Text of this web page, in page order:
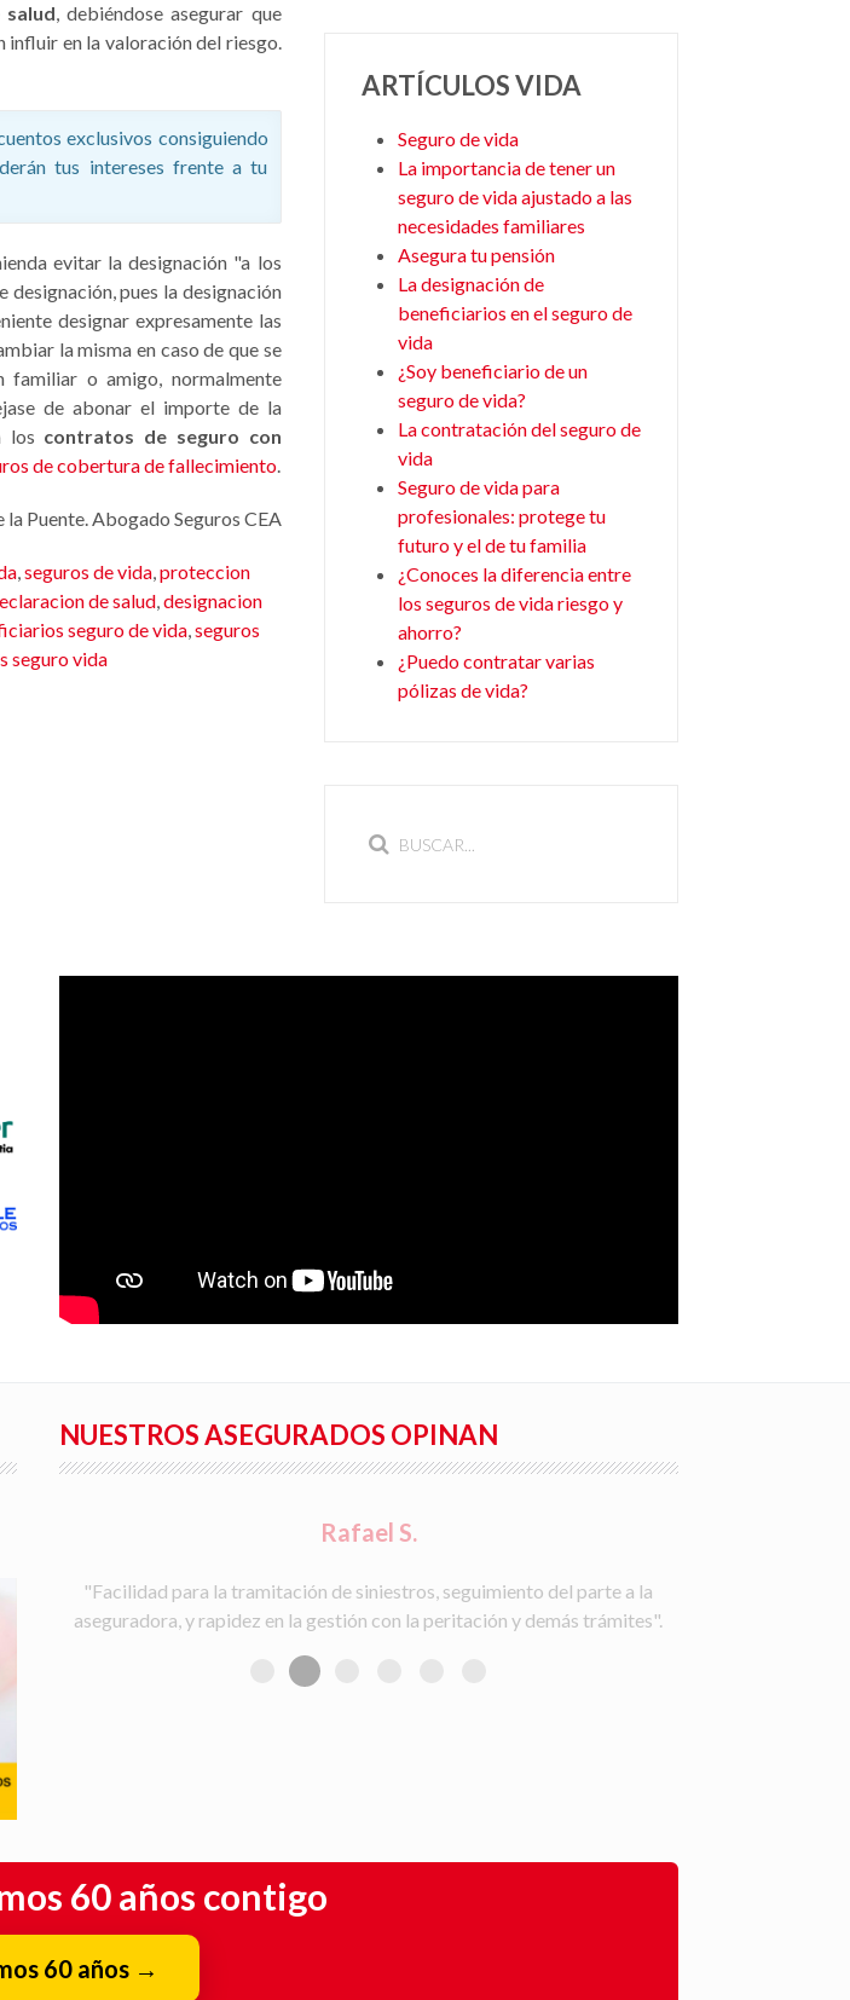
salud, debiéndose asegurar que
influir en la valoración del riesgo.
exclusivos consiguiendo
tus intereses frente a tu
evitar la designación "a los
pues la designación
designar expresamente las
la misma en caso de que se
familiar o amigo, normalmente
de abonar el importe de la
los contratos de seguro con
de cobertura de fallecimiento.
Puente. Abogado Seguros CEA
,seguros de vida,proteccion
de salud,designacion
seguro de vida,seguros
seguro vida
ARTÍCULOS VIDA
Seguro de vida
La importancia de tener un
seguro de vida ajustado a las
necesidades familiares
Asegura tu pensión
La designación de
beneficiarios en el seguro de
vida
¿Soy beneficiario de un
seguro de vida?
La contratación del seguro de
vida
Seguro de vida para
profesionales: protege tu
futuro y el de tu familia
¿Conoces la diferencia entre
los seguros de vida riesgo y
ahorro?
¿Puedo contratar varias
pólizas de vida?
NUESTROS ASEGURADOS OPINAN
Rafael S.
"Facilidad para la tramitación de siniestros, seguimiento del parte a la
aseguradora, y rapidez en la gestión con la peritación y demás trámites".
60 años contigo
60 años →